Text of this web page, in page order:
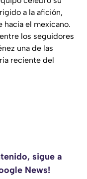
a la afición,
hacia el mexicano.
los seguidores
una de las
reciente del
sigue a
News!